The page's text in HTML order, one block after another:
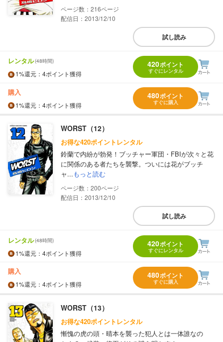
216
配信日：2013/12/10
試し読み
レンタル(48時間)
1%還元 ：4ポイント獲得
420ポイント
すぐにレンタル
購入
1%還元 ：4ポイント獲得
480ポイント
すぐに購入
WORST（12）
お得な420ポイントレンタル
鈴蘭で内紛が勃発！ブッチャー軍団・FBIが次々と花
に関係のある者たちを襲撃。ついには花がブッチ
ャ...もっと読む
200
配信日：2013/12/10
試し読み
レンタル(48時間)
1%還元 ：4ポイント獲得
420ポイント
すぐにレンタル
購入
1%還元 ：4ポイント獲得
480ポイント
すぐに購入
WORST（13）
お得な420ポイントレンタル
慚愧の虎の頭・晴本を襲った犯人とは一体誰なの